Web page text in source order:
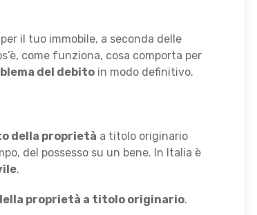
il tuo immobile, a seconda delle
come funziona, cosa comporta per
del debito in modo definitivo.
della proprietà a titolo originario
del possesso su un bene. In Italia è
.
proprietà a titolo originario.